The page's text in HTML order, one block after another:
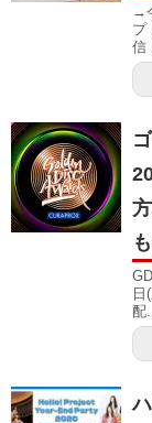
→
プ
信
配